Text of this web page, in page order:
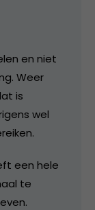
en niet
Weer
is
wel
een hele
te